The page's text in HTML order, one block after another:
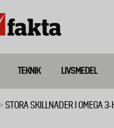
TEKNIK LIVSMEDEL
STORA SKILLNADER I OMEGA 3-